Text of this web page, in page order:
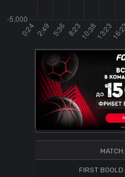
MATCH:
FIRST BOOLD: